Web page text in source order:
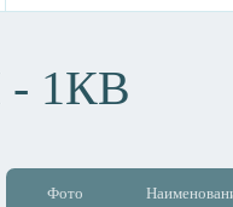
1КВ
Фото